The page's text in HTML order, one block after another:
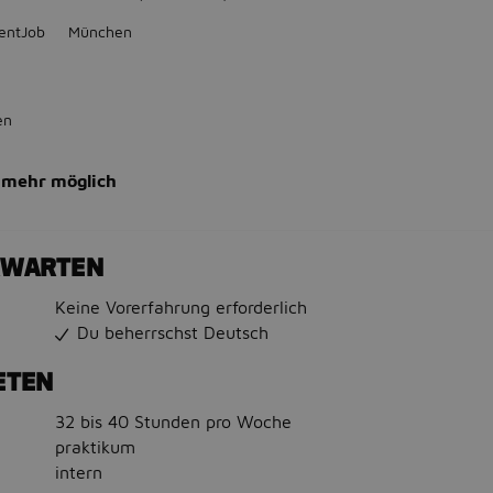
München
möglich
Keine Vorerfahrung erforderlich
Du beherrschst Deutsch
32 bis 40 Stunden pro Woche
praktikum
intern